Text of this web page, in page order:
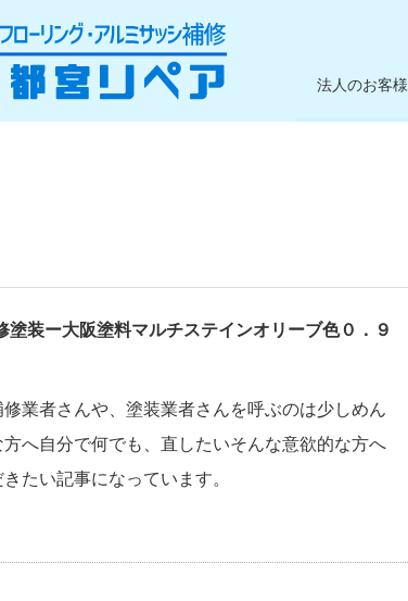
法人のお客様
塗装ー大阪塗料マルチステインオリーブ色０．９
修業者さんや、塗装業者さんを呼ぶのは少しめん
へ自分で何でも、直したいそんな意欲的な方へ
たい記事になっています。